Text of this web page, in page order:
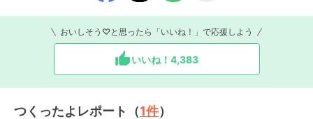
おいしそう♡と思ったら「いいね！」で応援しよう
いいね！ 4,383
つくったよレポート（1件）